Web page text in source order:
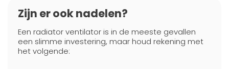
Zijn er ook nadelen?
Een radiator ventilator is in de meeste gevallen
een slimme investering, maar houd rekening met
het volgende: